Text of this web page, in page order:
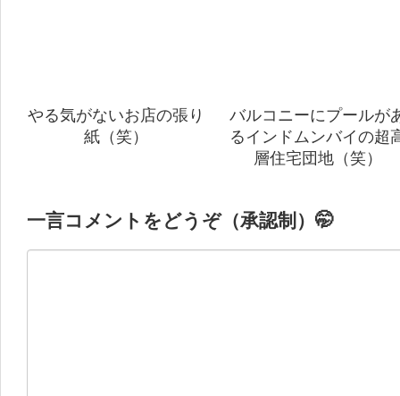
やる気がないお店の張り
紙（笑）
バルコニーにプールが
るインドムンバイの超
層住宅団地（笑）
一言コメントをどうぞ（承認制）🤭